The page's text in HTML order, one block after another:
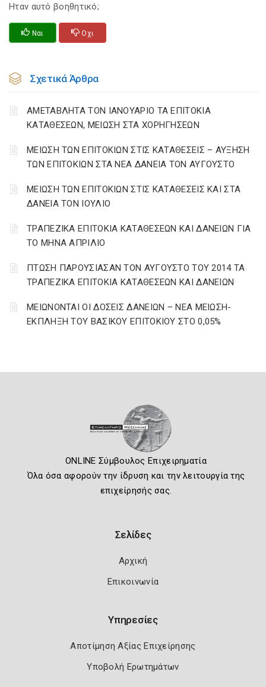
Ηταν αυτό βοηθητικό;
Ναι Οχι
Σχετικά Άρθρα
ΑΜΕΤΑΒΛΗΤΑ ΤΟΝ ΙΑΝΟΥΑΡΙΟ ΤΑ ΕΠΙΤΟΚΙΑ
ΚΑΤΑΘΕΣΕΩΝ, ΜΕΙΩΣΗ ΣΤΑ ΧΟΡΗΓΗΣΕΩΝ
ΜΕΙΩΣΗ ΤΩΝ ΕΠΙΤΟΚΙΩΝ ΣΤΙΣ ΚΑΤΑΘΕΣΕΙΣ – ΑΥΞΗΣΗ
ΤΩΝ ΕΠΙΤΟΚΙΩΝ ΣΤΑ ΝΕΑ ΔΑΝΕΙΑ ΤΟΝ ΑΥΓΟΥΣΤΟ
ΜΕΙΩΣΗ ΤΩΝ ΕΠΙΤΟΚΙΩΝ ΣΤΙΣ ΚΑΤΑΘΕΣΕΙΣ ΚΑΙ ΣΤΑ
ΔΑΝΕΙΑ ΤΟΝ ΙΟΥΛΙΟ
ΤΡΑΠΕΖΙΚΑ ΕΠΙΤΟΚΙΑ ΚΑΤΑΘΕΣΕΩΝ ΚΑΙ ΔΑΝΕΙΩΝ ΓΙΑ
ΤΟ ΜΗΝΑ ΑΠΡΙΛΙΟ
ΠΤΩΣΗ ΠΑΡΟΥΣΙΑΣΑΝ ΤΟΝ ΑΥΓΟΥΣΤΟ ΤΟΥ 2014 ΤΑ
ΤΡΑΠΕΖΙΚΑ ΕΠΙΤΟΚΙΑ ΚΑΤΑΘΕΣΕΩΝ ΚΑΙ ΔΑΝΕΙΩΝ
ΜΕΙΩΝΟΝΤΑΙ ΟΙ ΔΟΣΕΙΣ ΔΑΝΕΙΩΝ – ΝΕΑ ΜΕΙΩΣΗ-
ΕΚΠΛΗΞΗ ΤΟΥ ΒΑΣΙΚΟΥ ΕΠΙΤΟΚΙΟΥ ΣΤΟ 0,05%
ONLINE Σύμβουλος Επιχειρηματία
Όλα όσα αφορούν την ίδρυση και την λειτουργία της
επιχείρησής σας.
Σελίδες
Αρχική
Επικοινωνία
Υπηρεσίες
Αποτίμηση Αξίας Επιχείρησης
Υποβολή Ερωτημάτων